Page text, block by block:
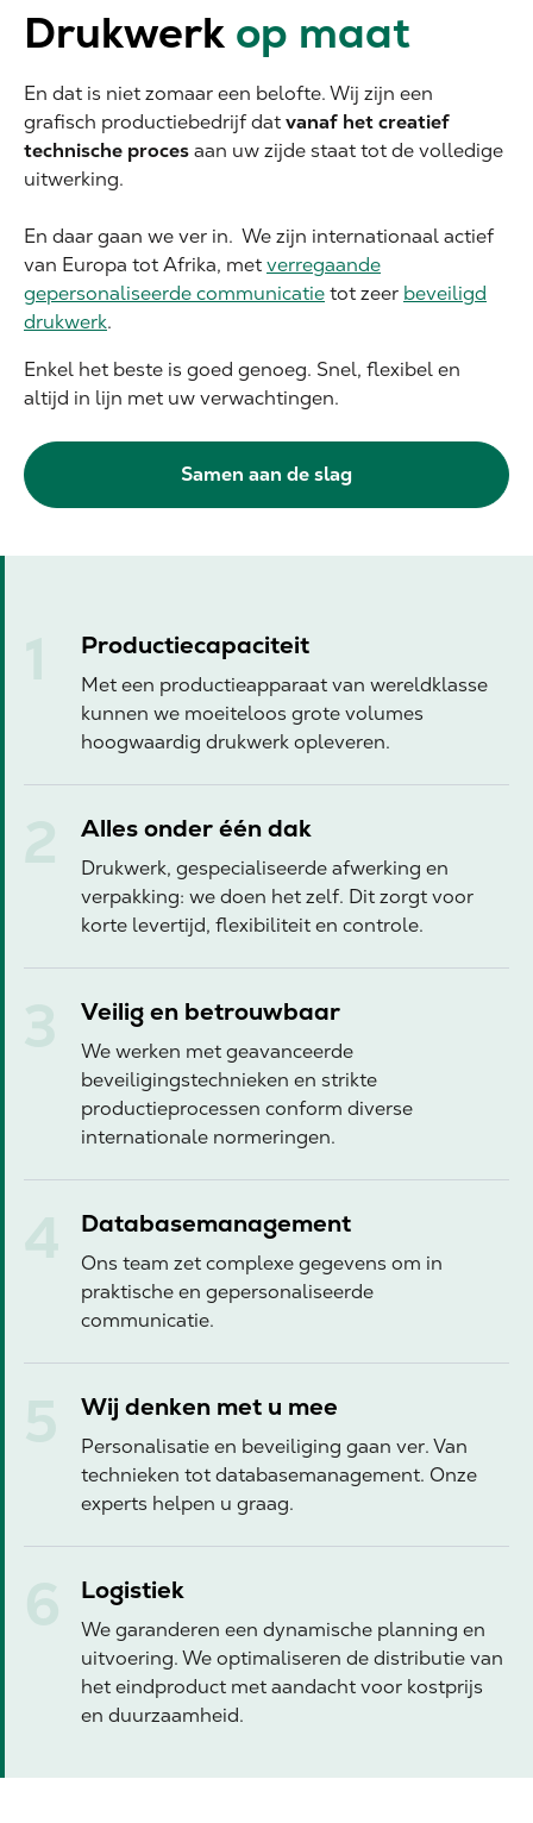
Drukwerk op maat
En dat is niet zomaar een belofte. Wij zijn een
grafisch productiebedrijf datvanaf het creatief
technische procesaan uw zijde staat tot de volledige
uitwerking.
En daar gaan we ver in. We zijn internationaal actief
van Europa tot Afrika, metverregaande
gepersonaliseerde communicatietot zeer beveiligd
drukwerk.
Enkel het beste is goed genoeg. Snel, flexibel en
altijd in lijn met uw verwachtingen.
Samen aan de slag
Productiecapaciteit
Met een productieapparaat van wereldklasse
kunnen we moeiteloos grote volumes
hoogwaardig drukwerk opleveren.
Alles onder één dak
Drukwerk, gespecialiseerde afwerking en
verpakking: we doen het zelf. Dit zorgt voor
korte levertijd, flexibiliteit en controle.
Veilig en betrouwbaar
We werken met geavanceerde
beveiligingstechnieken en strikte
productieprocessen conform diverse
internationale normeringen.
Databasemanagement
Ons team zet complexe gegevens om in
praktische en gepersonaliseerde
communicatie.
Wij denken met u mee
Personalisatie en beveiliging gaan ver. Van
technieken tot databasemanagement. Onze
experts helpen u graag.
Logistiek
We garanderen een dynamische planning en
uitvoering. We optimaliseren de distributie van
het eindproduct met aandacht voor kostprijs
en duurzaamheid.